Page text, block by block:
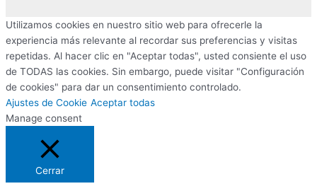
Utilizamos cookies en nuestro sitio web para ofrecerle la
experiencia más relevante al recordar sus preferencias y visitas
repetidas. Al hacer clic en "Aceptar todas", usted consiente el uso
de TODAS las cookies. Sin embargo, puede visitar "Configuración
de cookies" para dar un consentimiento controlado.
Ajustes de Cookie Aceptar todas
Manage consent
Cerrar